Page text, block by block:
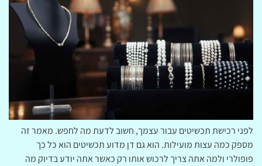
לפני רכישת תכשיטים עבור עצמך, חשוב לדעת מה לחפש. מאמר זה
מספק כמה עצות מועילות. הוא גם דן מדוע תכשיטים הוא כל כך
פופולרי ולמה אתה צריך לרכוש אותו רק כאשר אתה יודע בדיוק מה